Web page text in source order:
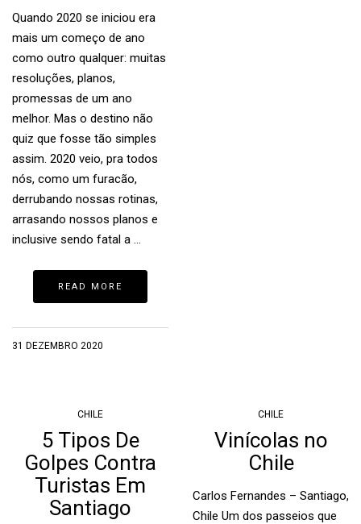
Quando 2020 se iniciou era
mais um começo de ano
como outro qualquer: muitas
resoluções, planos,
promessas de um ano
melhor. Mas o destino não
quiz que fosse tão simples
assim. 2020 veio, pra todos
nós, como um furacão,
derrubando nossas rotinas,
arrasando nossos planos e
inclusive sendo fatal a …
READ MORE
31 DEZEMBRO 2020
CHILE
5 Tipos De
Golpes Contra
Turistas Em
Santiago
CHILE
Vinícolas no
Chile
Carlos Fernandes – Santiago,
Chile Um dos passeios que